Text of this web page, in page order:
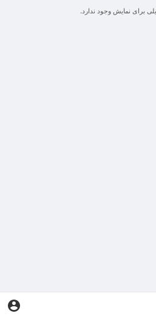
برای نمایش وجود ندارد.